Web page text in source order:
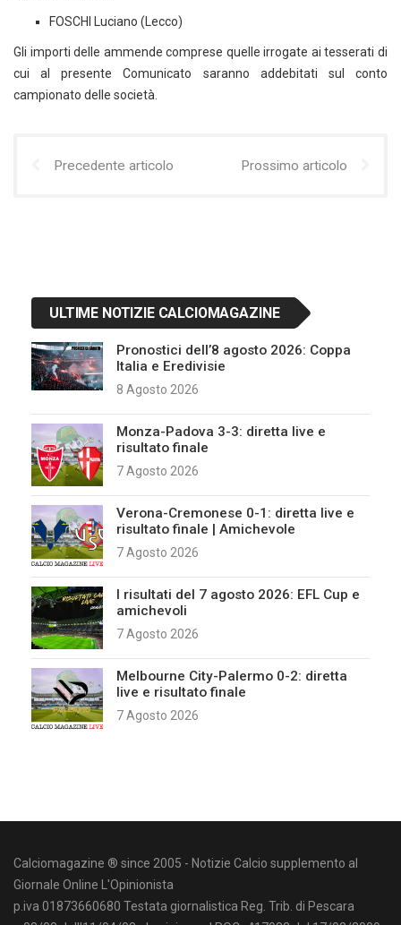
FOSCHI Luciano (Lecco)
Gli importi delle ammende comprese quelle irrogate ai tesserati di
cui al presente Comunicato saranno addebitati sul conto
campionato delle società.
Precedente articolo Prossimo articolo
ULTIME NOTIZIE CALCIOMAGAZINE
Pronostici dell’8 agosto 2026: Coppa
Italia e Eredivisie
8 Agosto 2026
Monza-Padova 3-3: diretta live e
risultato finale
7 Agosto 2026
Verona-Cremonese 0-1: diretta live e
risultato finale | Amichevole
7 Agosto 2026
I risultati del 7 agosto 2026: EFL Cup e
amichevoli
7 Agosto 2026
Melbourne City-Palermo 0-2: diretta
live e risultato finale
7 Agosto 2026
Calciomagazine ® since 2005 - Notizie Calcio supplemento al
Giornale Online L'Opinionista
p.iva 01873660680 Testata giornalistica Reg. Trib. di Pescara